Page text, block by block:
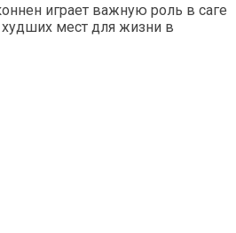
играет важную роль в саге
мест для жизни в